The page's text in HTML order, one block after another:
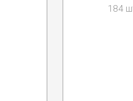
184